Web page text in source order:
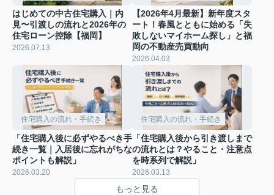
はじめての中古住宅購入｜内
見〜引渡しの流れと2026年の
住宅ローン控除【福岡】
2026.07.13
【2026年4月最新】新年度スタ
ート！春風とともに始める「失
敗しないマイホーム探し」と福
岡の不動産売買動向
2026.04.03
住宅購入の流れ・手続き
「住宅購入後に必ずやるべき手
続き一覧｜入居後に忘れがちな
ポイントも解説」
2026.03.20
住宅購入の流れ・手続き
「住宅購入後から引き渡しまで
の流れとは？やること・注意点
を時系列で解説」
2026.03.13
もっと見る